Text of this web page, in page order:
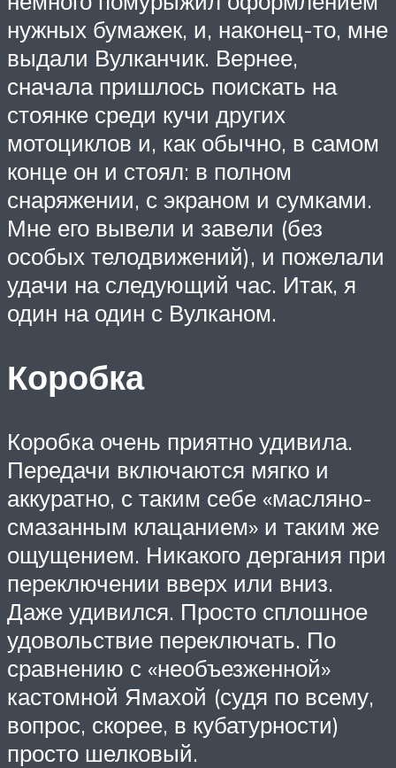
нужных бумажек, и, наконец-то, мне
выдали Вулканчик. Вернее,
сначала пришлось поискать на
стоянке среди кучи других
мотоциклов и, как обычно, в самом
конце он и стоял: в полном
снаряжении, с экраном и сумками.
Мне его вывели и завели (без
особых телодвижений), и пожелали
удачи на следующий час. Итак, я
один на один с Вулканом.
Коробка
Коробка очень приятно удивила.
Передачи включаются мягко и
аккуратно, с таким себе «масляно-
смазанным клацанием» и таким же
ощущением. Никакого дергания при
переключении вверх или вниз.
Даже удивился. Просто сплошное
удовольствие переключать. По
сравнению с «необъезженной»
кастомной Ямахой (судя по всему,
вопрос, скорее, в кубатурности)
просто шелковый.